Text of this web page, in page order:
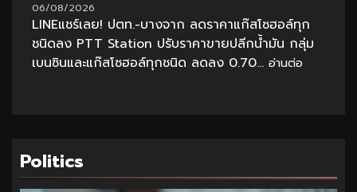
06/08/2026
LINEแชร์เลย! ปตท.-บางจาก ลดราคาแก๊สโซฮอล์ทุก
ชนิดลง PTT Station ปรับราคาขายปลีกน้ำมัน กลุ่ม
เบนซินและแก๊สโซฮอล์ทุกชนิด ลดลง 0.70... อ่านต่อ
Politics